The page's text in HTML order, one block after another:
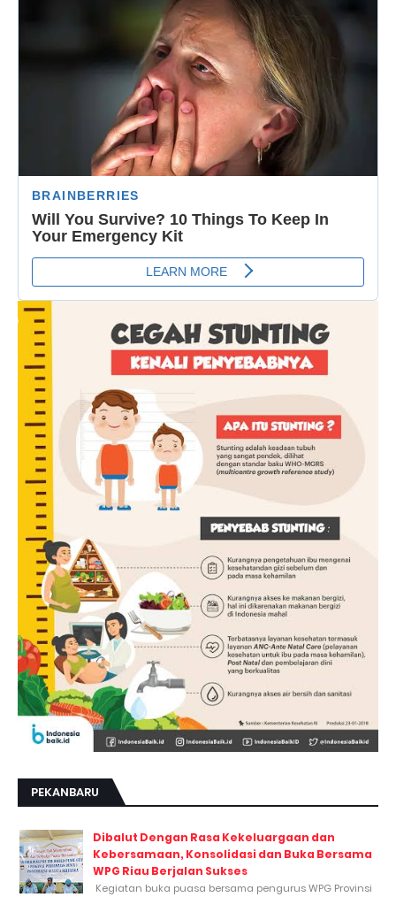
PEKANBARU
Dibalut Dengan Rasa Kekeluargaan dan
Kebersamaan, Konsolidasi dan Buka Bersama
WPG Riau Berjalan Sukses
Kegiatan buka puasa bersama pengurus WPG Provinsi